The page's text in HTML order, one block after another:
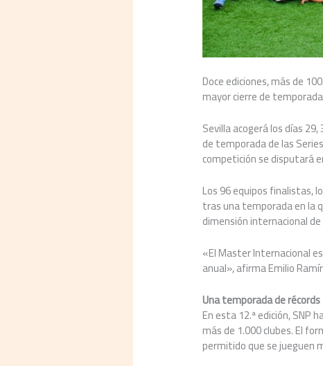
Doce ediciones, más de
mayor cierre de
Sevilla acogerá los días
de temporada de las
competición se disputará
Los 96 equipos finalistas,
tras una temporada en la
dimensión internacional de
«El Master Internacional
anual», afirma Emilio
Una temporada de récords
En esta 12.ª edición, SNP
más de 1.000 clubes. El
permitido que se jueguen